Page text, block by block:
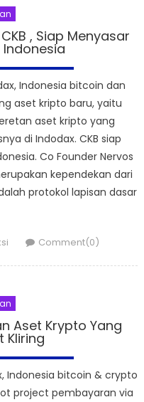
, Siap Menyasar
Indonesia bitcoin dan
aset kripto baru, yaitu
aset kripto yang
di Indodax. CKB siap
Co Founder Nervos
kependekan dari
protokol lapisan dasar
Comment(0)
Aset Krypto Yang
Kliring
Indonesia bitcoin & crypto
project pembayaran via